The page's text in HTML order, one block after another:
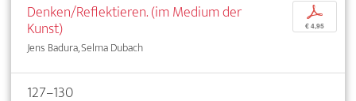
Denken/Reflektieren. (im Medium der
Kunst)
Jens Badura, Selma Dubach
p
€ 4,95
127–130